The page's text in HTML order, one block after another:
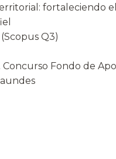
fortaleciendo
Q3)
Fondo de